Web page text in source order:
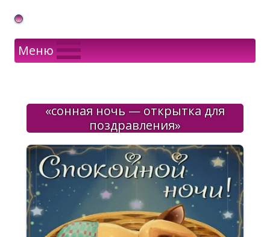
Gif Открытки в подарок
Меню
«сонная ночь — открытка для
поздравления»